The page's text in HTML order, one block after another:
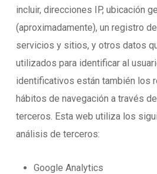
incluir, direcciones IP, ubicación
(aproximadamente), un registro
servicios y sitios, y otros datos
utilizados para identificar al
identificativos están también los
hábitos de navegación a través
terceros. Esta web utiliza los
análisis de terceros:
Google Analytics